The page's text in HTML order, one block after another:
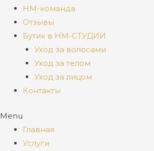
НМ-команда
Отзывы
Бутик в НМ-СТУДИИ
Уход за волосами
Уход за телом
Уход за лицом
Контакты
Menu
Главная
Услуги